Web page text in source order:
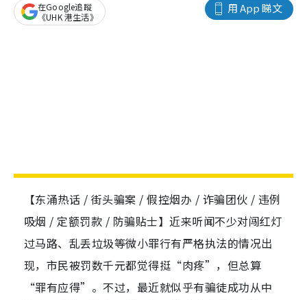
用 App 睇文
在Google追蹤
《UHK 港生活》
【东涌热话 / 街头骗案 / 假控烟办 / 诈骗团伙 / 违例
吸烟 / 定额罚款 / 防骗贴士】近来听闻不少对闯红灯
过马路、乱丢垃圾等微小罪行有严格执法的情况出
现，市民被罚数千元都觉得挺“肉疼”，但总算
“罪有应得”。不过，最近就似乎有骗徒成功从中